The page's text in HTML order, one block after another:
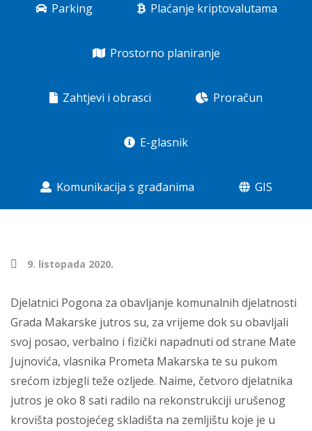
Parking Plaćanje kriptovalutama
Prostorno planiranje
Zahtjevi i obrasci Proračun
E-glasnik
Komunikacija s građanima GIS
9. listopada 2020.
Djelatnici Pogona za obavljanje komunalnih djelatnosti
Grada Makarske jutros su, za vrijeme dok su obavljali
svoj posao, verbalno i fizički napadnuti od strane Mate
Jujnovića, vlasnika Prometa Makarska te su pukom
srećom izbjegli teže ozljede. Naime, četvoro djelatnika
jutros je oko 8 sati radilo na rekonstrukciji urušenog
krovišta postojećeg skladišta na zemljištu koje je u